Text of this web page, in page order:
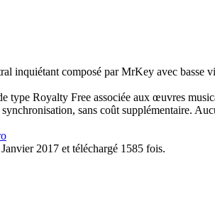
inquiétant composé par MrKey avec basse
type Royalty Free associée aux œuvres
sans coût supplémentaire.
2017 et téléchargé 1585 fois.